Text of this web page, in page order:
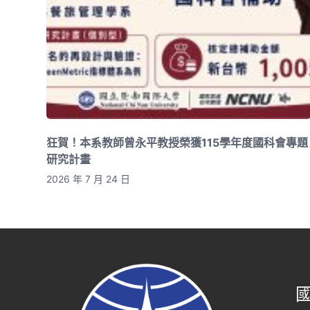
狂賀！本系教師曾永平教授榮獲115學年度國科會專題
研究計畫
2026 年 7 月 24 日